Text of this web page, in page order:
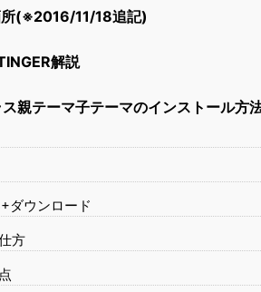
(※2016/11/18追記)
解説
親テーマ子テーマのインストール方
ダウンロード
方